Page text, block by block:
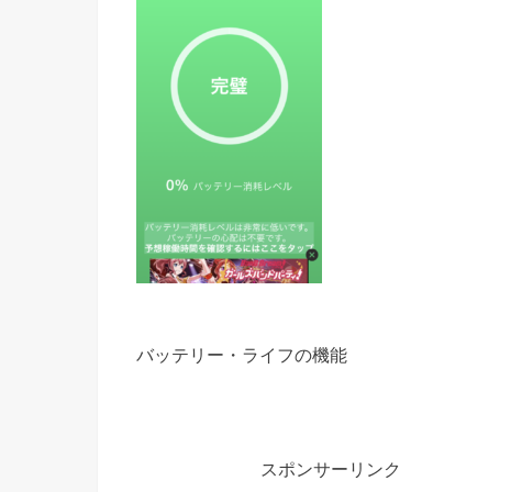
バッテリー・ライフの機能
スポンサーリンク